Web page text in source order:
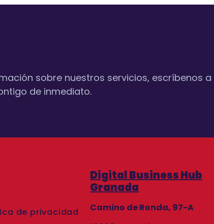
sobre nuestros servicios, escríbenos a
de inmediato.
de privacidad
Digital Business Hub
Granada
Camino de Ronda, 97-A